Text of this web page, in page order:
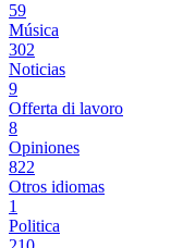
59
Música
302
Noticias
9
Offerta di lavoro
8
Opiniones
822
Otros idiomas
1
Politica